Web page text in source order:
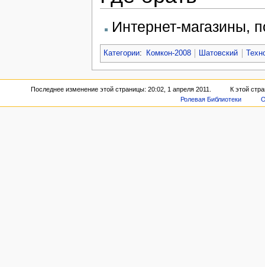
Интернет-магазины,
Категории: Комкон-2008 Шатовский
Последнее изменение этой страницы: 20:02, 1 апреля 2011.
К этой
Ролевая Библиотеки